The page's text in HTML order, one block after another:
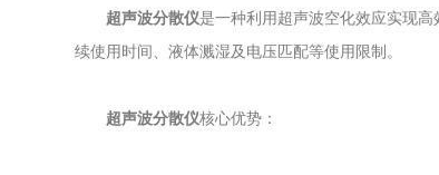
超声波分散仪是一种利用超声波空化效应实现
续使用时间、液体溅湿及电压匹配等使用限制。
超声波分散仪核心优势：